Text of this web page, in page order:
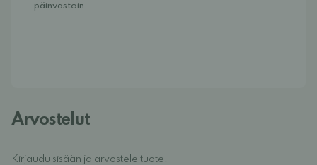
päinvastoin.
Arvostelut
Kirjaudu sisään ja arvostele tuote.